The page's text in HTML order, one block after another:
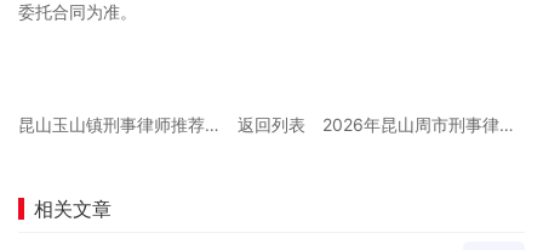
委托合同为准。
昆山玉山镇刑事律师推荐怎么选？家属首次咨询前要准备哪些材料和问题？ 返回列表 2026年昆山周市刑事律师在线咨询推荐避坑：线上沟通前要准备哪些案件材料？
相关文章